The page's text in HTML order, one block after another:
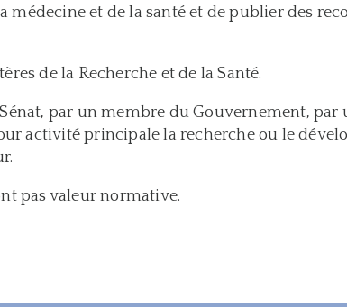
médecine et de la santé et de publier des
de la Recherche et de la Santé.
par un membre du Gouvernement, par
activité principale la recherche ou le
pas valeur normative.